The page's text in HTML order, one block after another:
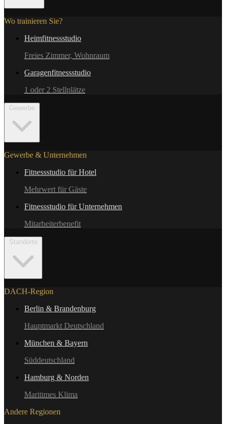
Wo trainieren Sie?
Heimfitnessstudio
Freies Zimmer, Wohnraum
Garagenfitnessstudio
1 oder 2 Stellplätze
Gewerbe & Unternehmen
Fitnessstudio für Hotel
Mehrwert für Gäste
Fitnessstudio für Unternehmen
Mitarbeiterbenefit
DACH-Region
Berlin & Brandenburg
Hauptmarkt Deutschland
München & Bayern
Süddeutschland
Hamburg & Norden
Maritimes Klima
Andere Regionen